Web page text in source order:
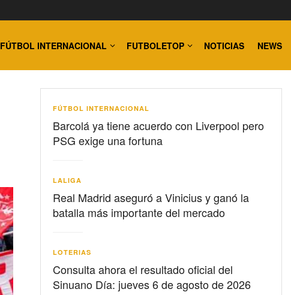
FÚTBOL INTERNACIONAL FUTBOLETOP NOTICIAS NEWS
FÚTBOL INTERNACIONAL
Barcolá ya tiene acuerdo con Liverpool pero
PSG exige una fortuna
LALIGA
Real Madrid aseguró a Vinicius y ganó la
batalla más importante del mercado
LOTERIAS
Consulta ahora el resultado oficial del
Sinuano Día: jueves 6 de agosto de 2026